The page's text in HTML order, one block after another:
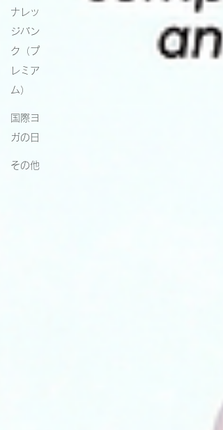
ナレッ
ジバン
ク（プ
レミア
ム）
国際ヨ
ガの日
その他